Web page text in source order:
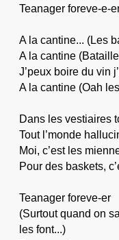
Teanager foreve-e-
A la cantine... (Les
A la cantine
J’peux boire du vin
A la cantine (Oah
Dans les vestiaires
Tout l’monde
Moi, c’est les
Pour des baskets,
Teanager foreve-er
(Surtout quand on
les font...)